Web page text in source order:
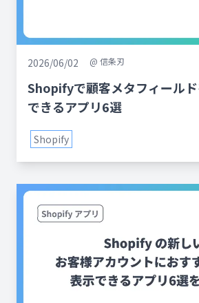
2026/06/02 @ 信条刃
Shopifyで顧客メタフィール
できるアプリ6選
Shopify